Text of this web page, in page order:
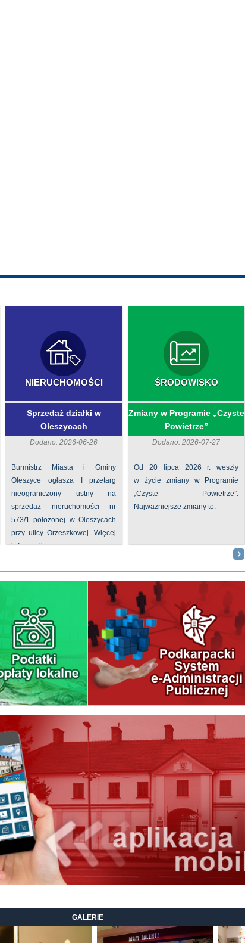
NIERUCHOMOŚCI
Sprzedaż działki w
Oleszycach
Dodano: 2026-06-26
Burmistrz Miasta i Gminy
Oleszyce ogłasza I przetarg
nieograniczony ustny na
sprzedaż nieruchomości nr
573/1 położonej w Oleszycach
przy ulicy Orzeszkowej. Więcej
informacji ...
ŚRODOWISKO
Zmiany w Programie „Czyste
Powietrze”
Dodano: 2026-07-27
Od 20 lipca 2026 r. weszły
w życie zmiany w Programie
„Czyste Powietrze”.
Najważniejsze zmiany to:
GALERIE